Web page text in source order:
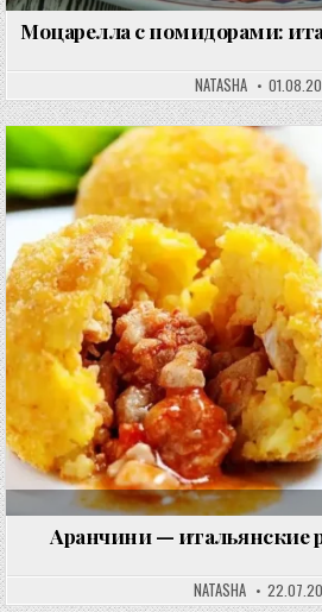
Моцарелла с помидорами:
NATASHA
Аранчини — итальянские
NATASHA